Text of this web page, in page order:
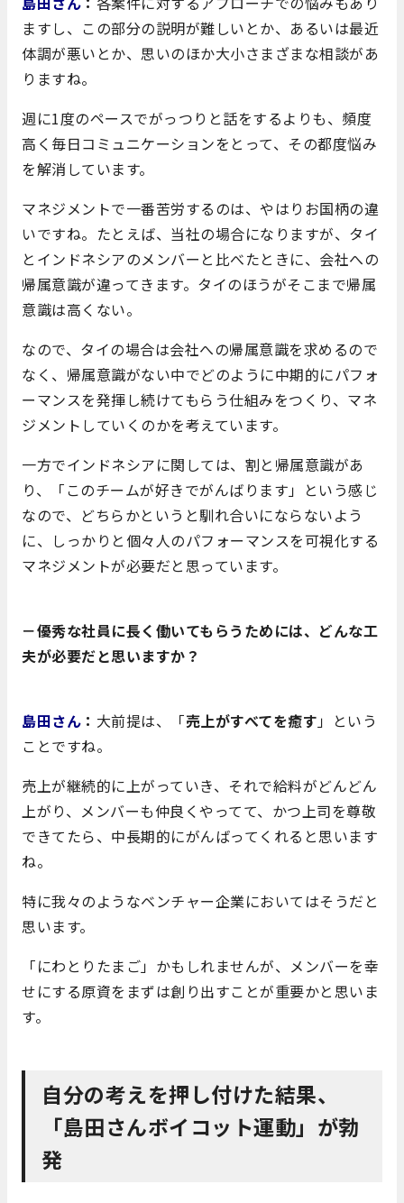
ますし、この部分の説明が難しいとか、 あるいは最近
体調が悪いとか、思いのほか大小さまざまな相談があ
りますね。
週に1度のペースでがっつりと話をするよりも、頻度
高く毎日コミュニケーションをとって、その都度悩み
を解消しています。
マネジメントで一番苦労するのは、やはりお国柄の違
いですね。たとえば、当社の場合になりますが、タイ
とインドネシアのメンバーと比べたときに、会社への
帰属意識が違ってきます。タイのほうがそこまで帰属
意識は高くない。
なので、タイの場合は会社への帰属意識を求めるので
なく、帰属意識がない中でどのように中期的にパフォ
ーマンスを発揮し続けてもらう仕組みをつくり、マネ
ジメントしていくのかを考えています。
一方でインドネシアに関しては、割と帰属意識があ
り、「このチームが好きでがんばります」という感じ
なので、どちらかというと馴れ合いにならないよう
に、しっかりと個々人のパフォーマンスを可視化する
マネジメントが必要だと思っています。
－優秀な社員に長く働いてもらうためには、どんな工
夫が必要だと思いますか？
島田さん ： 大前提は、「売上がすべてを癒す 」という
ことですね。
売上が継続的に上がっていき、それで給料がどんどん
上がり、メンバーも仲良くやってて、かつ上司を尊敬
できてたら、中長期的にがんばってくれると思います
ね。
特に我々のようなベンチャー企業においてはそうだと
思います。
「にわとりたまご」かもしれませんが、メンバーを幸
せにする原資をまずは創り出すことが重要かと思いま
す。
自分の考えを押し付けた結果、
「島田さんボイコット運動」が勃
発